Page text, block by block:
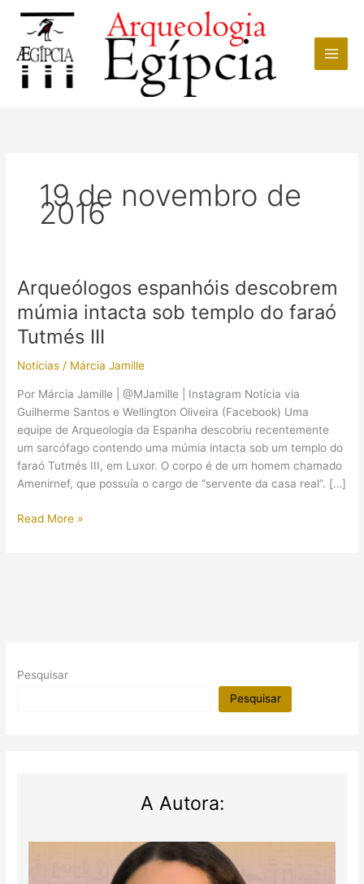
conteúdo
19 de novembro de
2016
Arqueólogos espanhóis descobrem
múmia intacta sob templo do faraó
Tutmés III
Notícias / Márcia Jamille
Por Márcia Jamille | @MJamille | Instagram Notícia via
Guilherme Santos e ‎Wellington Oliveira‎ (Facebook) Uma
equipe de Arqueologia da Espanha descobriu recentemente
um sarcófago contendo uma múmia intacta sob um templo do
faraó Tutmés III, em Luxor. O corpo é de um homem chamado
Amenirnef, que possuía o cargo de “servente da casa real”. […]
Arqueólogos
Tutmés
Read More »
Pesquisar
Pesquisar
A Autora: